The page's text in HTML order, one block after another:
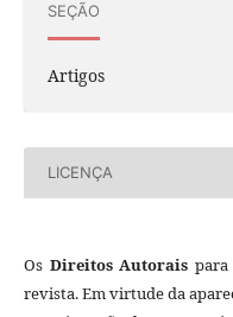
SEÇÃO
Artigos
LICENÇA
Os Direitos Autorais
revista. Em virtude da